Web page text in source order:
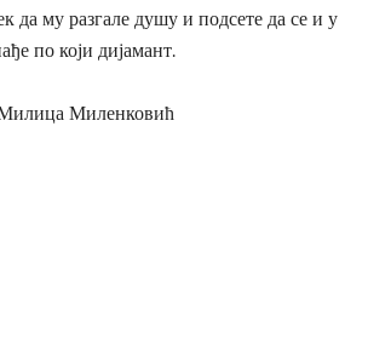
да му разгале душу и подсете да се и у
по који дијамант.
Миленковић